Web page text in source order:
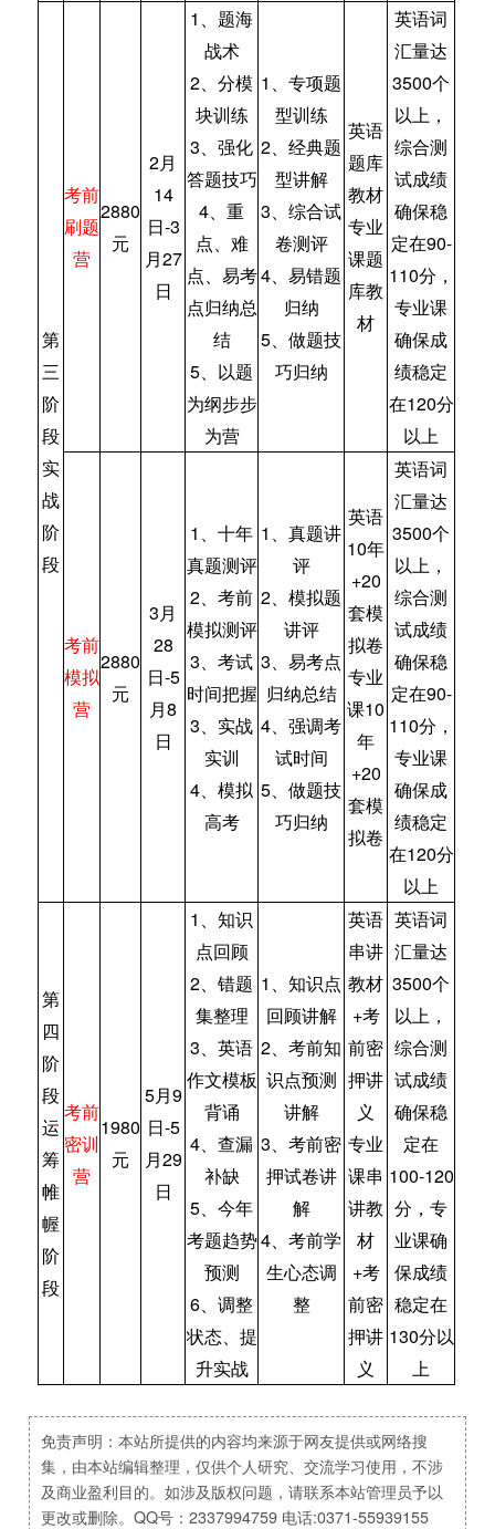
第
三
阶
段
实
战
阶
段
考前
刷题
营
2880
元
2月
14
日-3
月27
日
1、题海
战术
2、分模
块训练
3、强化
答题技巧
4、重
点、难
点、易考
点归纳总
结
5、以题
为纲步步
为营
1、专项题
型训练
2、经典题
型讲解
3、综合试
卷测评
4、易错题
归纳
5、做题技
巧归纳
英语
题库
教材
专业
课题
库教
材
英语词
汇量达
3500个
以上，
综合测
试成绩
确保稳
定在90-
110分，
专业课
确保成
绩稳定
在120分
以上
考前
模拟
营
2880
元
3月
28
日-5
月8
日
1、十年
真题测评
2、考前
模拟测评
3、考试
时间把握
3、实战
实训
4、模拟
高考
1、真题讲
评
2、模拟题
讲评
3、易考点
归纳总结
4、强调考
试时间
5、做题技
巧归纳
英语
10年
+20
套模
拟卷
专业
课10
年
+20
套模
拟卷
英语词
汇量达
3500个
以上，
综合测
试成绩
确保稳
定在90-
110分，
专业课
确保成
绩稳定
在120分
以上
第
四
阶
段
运
筹
帷
幄
阶
段
考前
密训
营
1980
元
5月9
日-5
月29
日
1、知识
点回顾
2、错题
集整理
3、英语
作文模板
背诵
4、查漏
补缺
5、今年
考题趋势
预测
6、调整
状态、提
升实战
1、知识点
回顾讲解
2、考前知
识点预测
讲解
3、考前密
押试卷讲
解
4、考前学
生心态调
整
英语
串讲
教材
+考
前密
押讲
义
专业
课串
讲教
材
+考
前密
押讲
义
英语词
汇量达
3500个
以上，
综合测
试成绩
确保稳
定在
100-120
分，专
业课确
保成绩
稳定在
130分以
上
免责声明：本站所提供的内容均来源于网友提供或网络搜
集，由本站编辑整理，仅供个人研究、交流学习使用，不涉
及商业盈利目的。如涉及版权问题，请联系本站管理员予以
更改或删除。QQ号：2337994759 电话:0371-55939155